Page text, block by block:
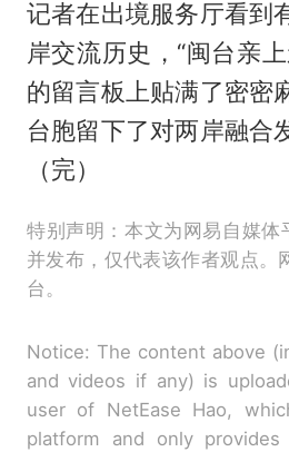
记者在出境服务厅看到
岸交流历史，“闽台亲
的留言板上贴满了密密
台胞留下了对两岸融合
（完）
特别声明：本文为网易自媒体
并发布，仅代表该作者观点。
台。
Notice: The content above
and videos if any) is
user of NetEase Hao,
platform and only provides